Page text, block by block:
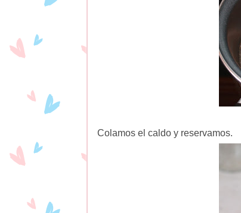
Colamos el caldo y reservamos.